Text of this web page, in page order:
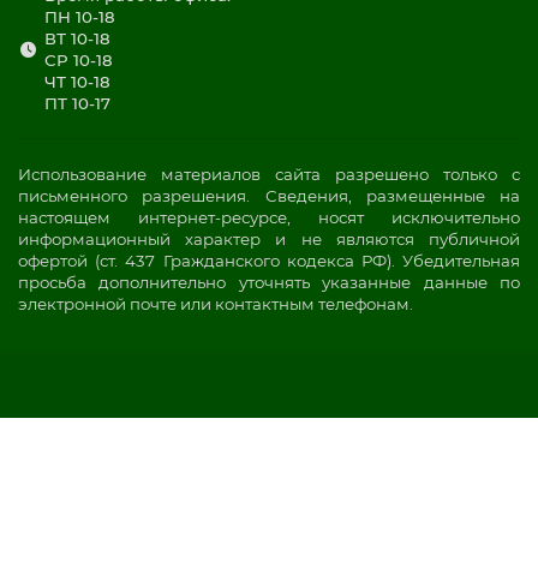
ПН 10-18
ВТ 10-18
СР 10-18
ЧТ 10-18
ПТ 10-17
Использование материалов сайта разрешено только с
письменного разрешения. Сведения, размещенные на
настоящем интернет-ресурсе, носят исключительно
информационный характер и не являются публичной
офертой (ст. 437 Гражданского кодекса РФ). Убедительная
просьба дополнительно уточнять указанные данные по
электронной почте или контактным телефонам.